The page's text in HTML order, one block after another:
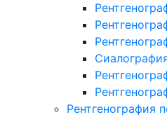
Рентгенография